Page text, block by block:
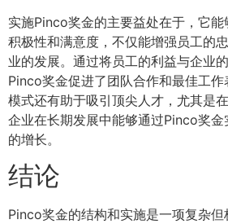
实施Pinco奖金的主要益处在于，它
积极性和满意度，不仅能增强员工的
业的发展。通过将员工的利益与企业
Pinco奖金促进了团队合作和最佳工
模式还有助于吸引顶尖人才，尤其是
企业在长期发展中能够通过Pinco奖
的增长。
结论
Pinco奖金的结构和实施是一项复杂